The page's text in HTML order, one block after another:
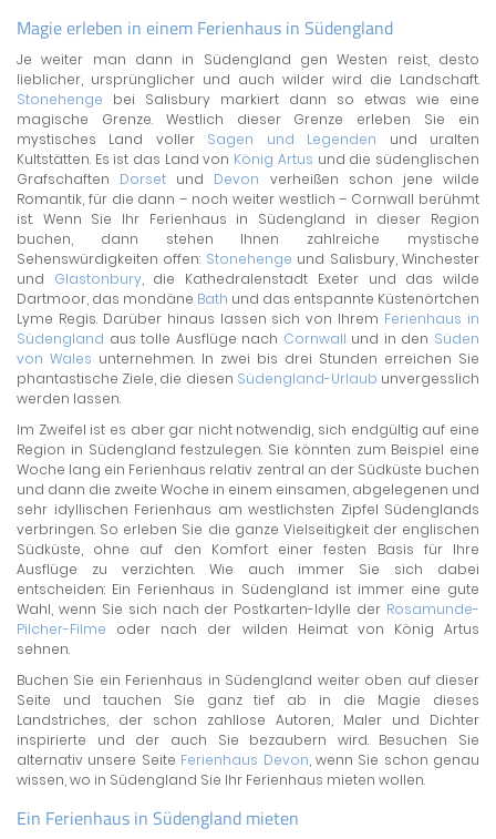
Magie erleben in einem Ferienhaus in Südengland
Je weiter man dann in Südengland gen Westen reist, desto
lieblicher, ursprünglicher und auch wilder wird die Landschaft.
Stonehenge bei Salisbury markiert dann so etwas wie eine
magische Grenze. Westlich dieser Grenze erleben Sie ein
mystisches Land voller Sagen und Legenden und uralten
Kultstätten. Es ist das Land von König Artus und die südenglischen
Grafschaften Dorset und Devon verheißen schon jene wilde
Romantik, für die dann – noch weiter westlich – Cornwall berühmt
ist. Wenn Sie Ihr Ferienhaus in Südengland in dieser Region
buchen, dann stehen Ihnen zahlreiche mystische
Sehenswürdigkeiten offen: Stonehenge und Salisbury, Winchester
und Glastonbury, die Kathedralenstadt Exeter und das wilde
Dartmoor, das mondäne Bath und das entspannte Küstenörtchen
Lyme Regis. Darüber hinaus lassen sich von Ihrem Ferienhaus in
Südengland aus tolle Ausflüge nach Cornwall und in den Süden
von Wales unternehmen. In zwei bis drei Stunden erreichen Sie
phantastische Ziele, die diesen Südengland-Urlaub unvergesslich
werden lassen.
Im Zweifel ist es aber gar nicht notwendig, sich endgültig auf eine
Region in Südengland festzulegen. Sie könnten zum Beispiel eine
Woche lang ein Ferienhaus relativ zentral an der Südküste buchen
und dann die zweite Woche in einem einsamen, abgelegenen und
sehr idyllischen Ferienhaus am westlichsten Zipfel Südenglands
verbringen. So erleben Sie die ganze Vielseitigkeit der englischen
Südküste, ohne auf den Komfort einer festen Basis für Ihre
Ausflüge zu verzichten. Wie auch immer Sie sich dabei
entscheiden: Ein Ferienhaus in Südengland ist immer eine gute
Wahl, wenn Sie sich nach der Postkarten-Idylle der Rosamunde-
Pilcher-Filme oder nach der wilden Heimat von König Artus
sehnen.
Buchen Sie ein Ferienhaus in Südengland weiter oben auf dieser
Seite und tauchen Sie ganz tief ab in die Magie dieses
Landstriches, der schon zahllose Autoren, Maler und Dichter
inspirierte und der auch Sie bezaubern wird. Besuchen Sie
alternativ unsere Seite Ferienhaus Devon, wenn Sie schon genau
wissen, wo in Südengland Sie Ihr Ferienhaus mieten wollen.
Ein Ferienhaus in Südengland mieten